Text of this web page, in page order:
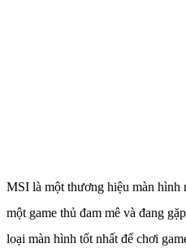
MSI là một thương hiệu màn hình
một game thủ đam mê và đang
loại màn hình tốt nhất để chơi